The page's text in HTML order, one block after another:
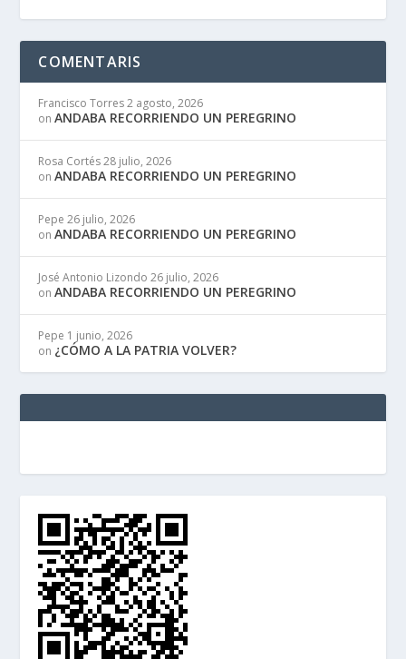
COMENTARIS
Francisco Torres 2 agosto, 2026
onANDABA RECORRIENDO UN PEREGRINO
Rosa Cortés 28 julio, 2026
onANDABA RECORRIENDO UN PEREGRINO
Pepe 26 julio, 2026
onANDABA RECORRIENDO UN PEREGRINO
José Antonio Lizondo 26 julio, 2026
onANDABA RECORRIENDO UN PEREGRINO
Pepe 1 junio, 2026
on ¿CÓMO A LA PATRIA VOLVER?